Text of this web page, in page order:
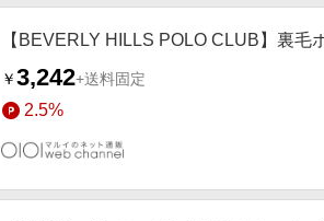
【BEVERLY HILLS POLO CLUB】裏毛
￥3,242+送料固定
2.5%